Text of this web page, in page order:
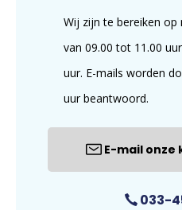
Wij zijn te bereiken
van 09.00 tot 11.00
uur. E-mails worden
uur beantwoord.
E-mail onze
033-